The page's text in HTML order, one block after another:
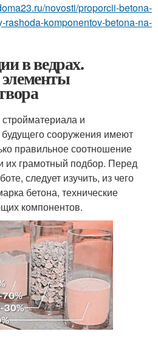
novosti/proporcii-betona-
rashoda-komponentov-betona-na-
в ведрах.
и
сооружения имеют
правильное соотношение
их грамотный подбор. Перед
следует изучить, из чего
бетона, технические
компонентов.